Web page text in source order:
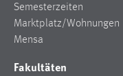
Semesterzeiten
Marktplatz/Wohnungen
Mensa
Fakultäten